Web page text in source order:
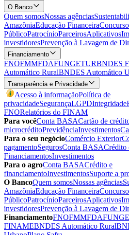
O Banco
Quem somosNossas agências
AmazôniaEducação FinanceiraConcurso
PúblicoPatrocínioParceirosAplicativos
investidoresPrevenção à Lavagem de
Financiamento
FNOFMMFDAFUNGETURBNDES
Automático RuralBNDES Automático
Transparência e Privacidade
Acesso à informaçãoPolítica de
privacidadeSegurançaLGPDIntegridade
FNORelatórios do FINAM
Para vocêConta BASACartão de
microcréditoPrevidênciaInvestimentos
Para o seu negócioComércio Exterior
pagamentoSegurosConta BASACrédito
FinanciamentosInvestimentos
Para o agroConta BASACrédito e
financiamentoInvestimentosSuporte a
O BancoQuem somosNossas agências
AmazôniaEducação FinanceiraConcurso
PúblicoPatrocínioParceirosAplicativos
investidoresPrevenção à Lavagem de
FinanciamentoFNOFMMFDA
FINAMEBNDES Automático Rural